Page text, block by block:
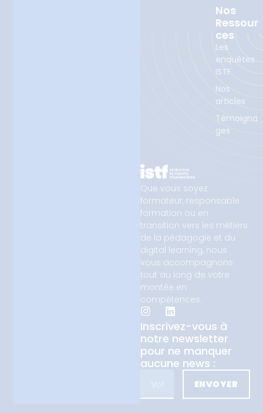
Que vous soyez
formateur, responsable
formation ou en
transition vers les métiers
de la pédagogie et du
digital learning, nous
vous accompagnons
tout au long de votre
montée en
compétences.
Inscrivez-vous à
notre newsletter
pour ne manquer
aucune news :
ENVOYER
Nos
Ressour
Ces
Les
enquêtes
ISTF
Nos
articles
Témoigna
ges